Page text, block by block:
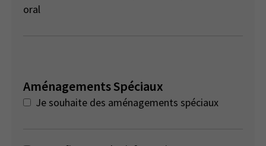
oral
Aménagements Spéciaux
Je souhaite des aménagements spéciaux